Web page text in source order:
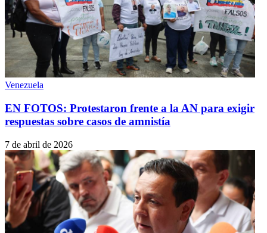
Venezuela
EN FOTOS: Protestaron frente a la AN para exigir
respuestas sobre casos de amnistía
7 de abril de 2026